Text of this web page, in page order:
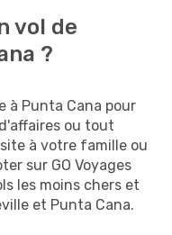
vol de
?
à Punta Cana pour
ou tout
à votre famille ou
sur GO Voyages
les moins chers et
et Punta Cana.